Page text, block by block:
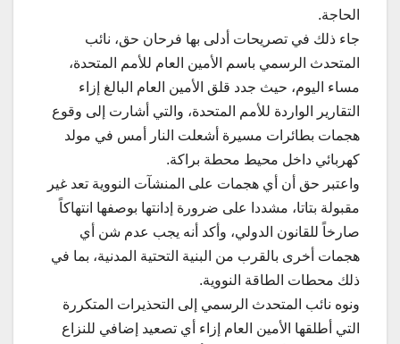
الحاجة.
جاء ذلك في تصريحات أدلى بها فرحان حق، نائب
المتحدث الرسمي باسم الأمين العام للأمم المتحدة،
مساء اليوم، حيث جدد قلق الأمين العام البالغ إزاء
التقارير الواردة للأمم المتحدة، والتي أشارت إلى وقوع
هجمات بطائرات مسيرة أشعلت النار أمس في مولد
كهربائي داخل محيط محطة براكة.
واعتبر حق أن أي هجمات على المنشآت النووية تعد غير
مقبولة بتاتا، مشددا على ضرورة إدانتها بوصفها انتهاكاً
صارخاً للقانون الدولي، وأكد أنه يجب عدم شن أي
هجمات أخرى بالقرب من البنية التحتية المدنية، بما في
ذلك محطات الطاقة النووية.
ونوه نائب المتحدث الرسمي إلى التحذيرات المتكررة
التي أطلقها الأمين العام إزاء أي تصعيد إضافي للنزاع